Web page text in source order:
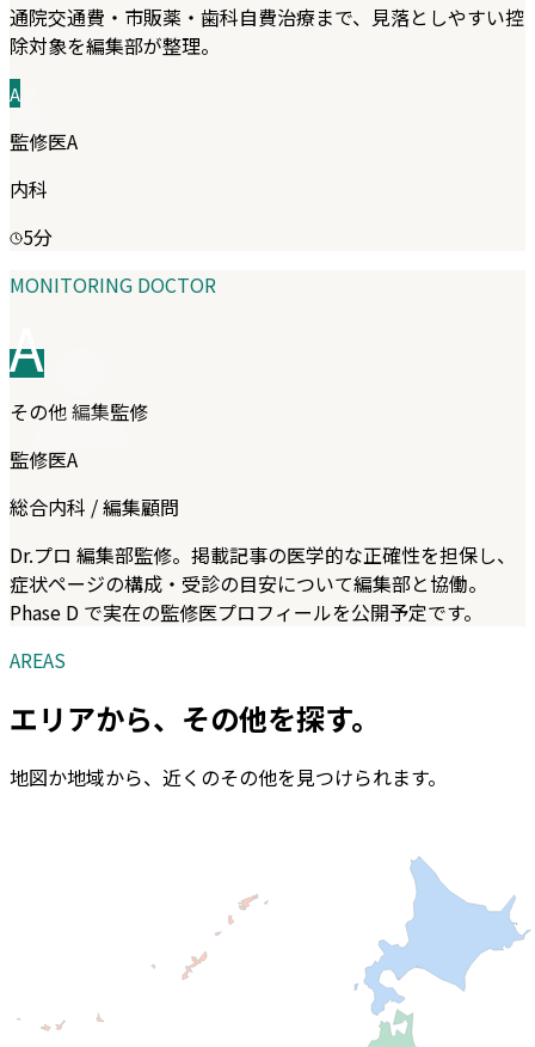
通院交通費・市販薬・歯科自費治療まで、見落としやすい控
除対象を編集部が整理。
A
監修医A
内科
5分
MONITORING DOCTOR
A
その他編集監修
監修医A
総合内科 / 編集顧問
Dr.プロ 編集部監修。掲載記事の医学的な正確性を担保し、
症状ページの構成・受診の目安について編集部と協働。
Phase D で実在の監修医プロフィールを公開予定です。
AREAS
エリアから、 その他を探す。
地図か地域から、近くのその他を見つけられます。